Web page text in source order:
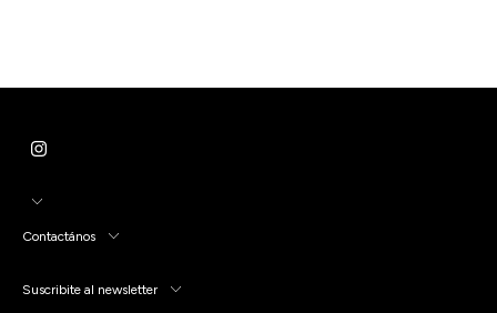
Contactános
Suscribite al newsletter